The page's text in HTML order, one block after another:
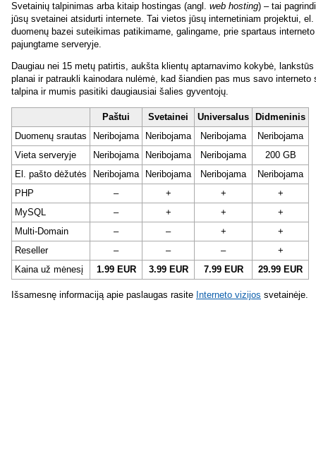
Svetainių talpinimas arba kitaip hostingas (angl. web hosting) – tai
jūsų svetainei atsidurti internete. Tai vietos jūsų internetiniam projektui,
duomenų bazei suteikimas patikimame, galingame, prie spartaus
pajungtame serveryje.
Daugiau nei 15 metų patirtis, aukšta klientų aptarnavimo kokybė, lankstūs
planai ir patraukli kainodara nulėmė, kad šiandien pas mus savo interneto
talpina ir mumis pasitiki daugiausiai šalies gyventojų.
Paštui Svetainei Universalus
Didmeninis
Duomenų srautas
Neribojama Neribojama Neribojama
Neribojama
Vieta serveryje
Neribojama Neribojama Neribojama
200 GB
El. pašto dėžutės
Neribojama Neribojama Neribojama
Neribojama
PHP
– + +
+
MySQL
– + +
+
Multi-Domain
– – +
+
Reseller
– – –
+
Kaina už mėnesį
1.99 EUR 3.99 EUR 7.99 EUR 29.99 EUR
Išsamesnę informaciją apie paslaugas rasite Interneto vizijos svetainėje.